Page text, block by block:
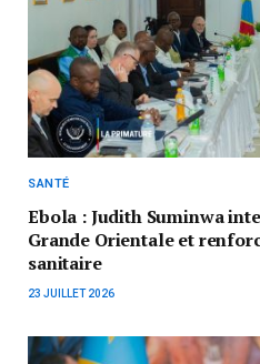
SANTÉ
Ebola : Judith Suminwa
Grande Orientale et
sanitaire
23 JUILLET 2026